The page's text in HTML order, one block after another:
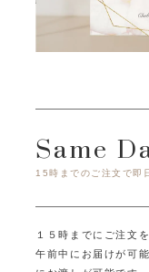
Same
15時までのご注文で即
１５時までにご注文
午前中にお届けが可